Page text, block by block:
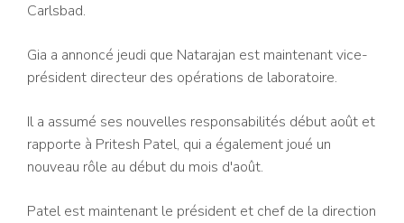
Carlsbad.
Gia a annoncé jeudi que Natarajan est maintenant vice-
président directeur des opérations de laboratoire.
Il a assumé ses nouvelles responsabilités début août et
rapporte à Pritesh Patel, qui a également joué un
nouveau rôle au début du mois d'août.
Patel est maintenant le président et chef de la direction